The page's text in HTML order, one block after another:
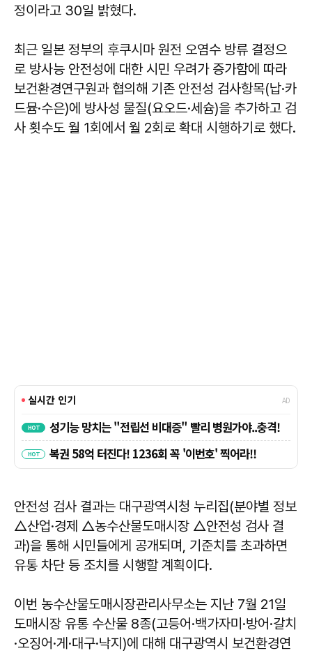
정이라고 30일 밝혔다.
최근 일본 정부의 후쿠시마 원전 오염수 방류 결정으
로 방사능 안전성에 대한 시민 우려가 증가함에 따라
보건환경연구원과 협의해 기존 안전성 검사항목(납·카
드뮴·수은)에 방사성 물질(요오드·세슘)을 추가하고 검
사 횟수도 월 1회에서 월 2회로 확대 시행하기로 했다.
안전성 검사 결과는 대구광역시청 누리집(분야별 정보
△산업·경제 △농수산물도매시장 △안전성 검사 결
과)을 통해 시민들에게 공개되며, 기준치를 초과하면
유통 차단 등 조치를 시행할 계획이다.
이번 농수산물도매시장관리사무소는 지난 7월 21일
도매시장 유통 수산물 8종(고등어·백가자미·방어·갈치
·오징어·게·대구·낙지)에 대해 대구광역시 보건환경연